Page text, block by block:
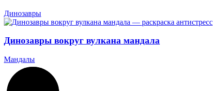
Динозавры
Динозавры вокруг вулкана мандала
Мандалы